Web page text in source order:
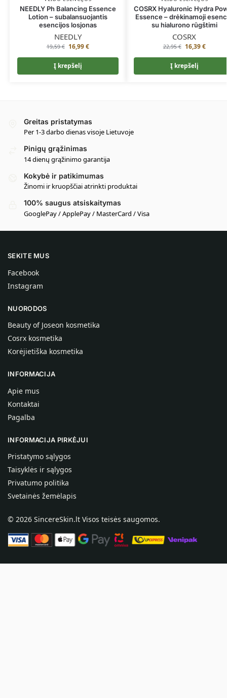
NEEDLY Ph Balancing Essence
Lotion – subalansuojantis
esencijos losjonas
NEEDLY
19,59€ 16,99€
Į krepšelį
COSRX Hyaluronic Hydra
Essence – drėkinamoji
su hialurono rūgštimi
COSRX
22,95€ 16,39€
Į krepšelį
Greitas pristatymas
Per 1-3 darbo dienas visoje Lietuvoje
Pinigų grąžinimas
14 dienų grąžinimo garantija
Kokybė ir patikimumas
Žinomi ir kruopščiai atrinkti produktai
100% saugus atsiskaitymas
GooglePay / ApplePay / MasterCard / Visa
SEKITE MUS
Facebook
Instagram
NUORODOS
Beauty of Joseon kosmetika
Cosrx kosmetika
Korėjietiška kosmetika
INFORMACIJA
Apie mus
Kontaktai
Pagalba
INFORMACIJA PIRKĖJUI
Pristatymo sąlygos
Taisyklės ir sąlygos
Privatumo politika
Svetainės žemėlapis
© 2026 SincereSkin.lt Visos teisės saugomos.